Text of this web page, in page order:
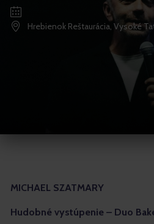
Hrebienok Reštaurácia, Vysoké
MICHAEL SZATMARY
Hudobné vystúpenie – Duo